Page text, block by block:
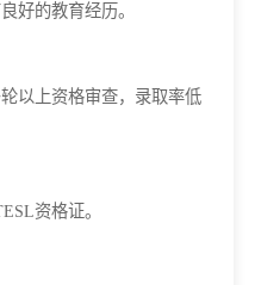
好的教育经历。
以上资格审查，录取率低
资格证。